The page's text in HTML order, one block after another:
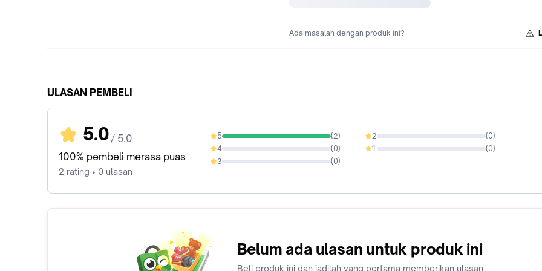
Ada masalah dengan produk ini?
ULASAN PEMBELI
5.0 / 5.0
100% pembeli merasa puas
2 rating • 0 ulasan
5 (2)
100%
4 (0)
0%
3 (0)
0%
2 (0)
0%
1 (0)
0%
Belum ada ulasan untuk produk ini
Beli produk ini dan jadilah yang pertama memberikan ulasan